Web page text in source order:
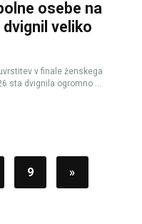
osebe na
veliko
v finale ženskega
sta dvignila ogromno ...
9 »